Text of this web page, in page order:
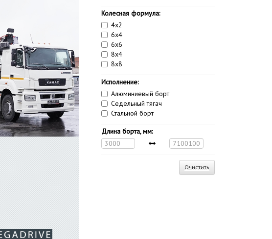
Колесная формула:
4x2
6x4
6x6
8x4
8x8
Исполнение:
Алюминиевый борт
Седельный тягач
Стальной борт
Длина борта, мм:
Очистить